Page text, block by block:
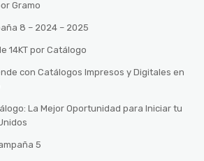
Gramo
8 – 2024 – 2025
14KT por Catálogo
con Catálogos Impresos y Digitales en
La Mejor Oportunidad para Iniciar tu
5